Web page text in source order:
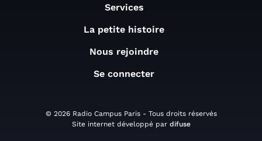
Services
La petite histoire
Nous rejoindre
Se connecter
© 2026 Radio Campus Paris - Tous droits réservés
Site internet développé par difuse